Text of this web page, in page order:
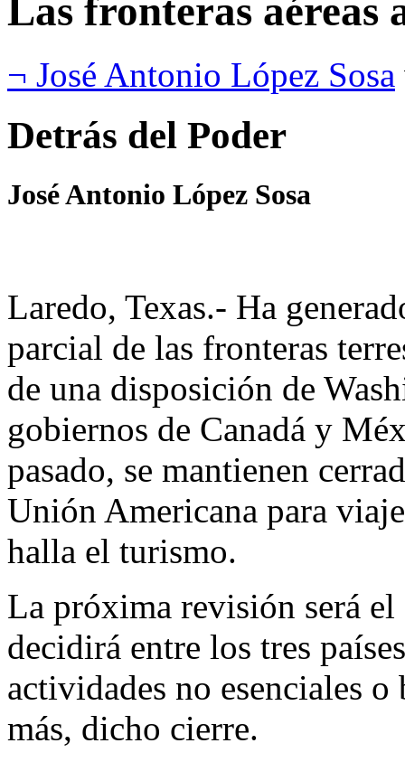
Las fronteras aéreas
¬ José Antonio López Sosa
Detrás del Poder
José Antonio López Sosa
Laredo, Texas.- Ha
parcial de las fronteras
de una disposición de
gobiernos de Canadá y
pasado, se mantienen
Unión Americana para
halla el turismo.
La próxima revisión será
decidirá entre los tres
actividades no esenciales
más, dicho cierre.